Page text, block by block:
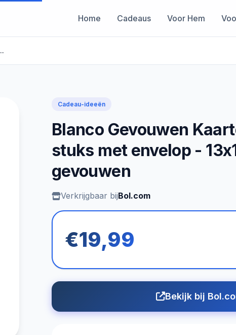
Home Cadeaus Voor Hem
Cadeau-ideeën
Blanco Gevouwen
stuks met envelop -
gevouwen
Verkrijgbaar bijBol.com
€19,99
Bekijk bij